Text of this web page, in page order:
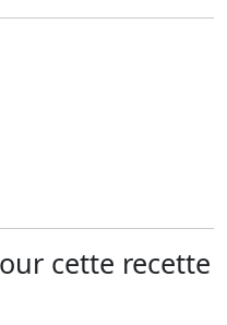
cette recette